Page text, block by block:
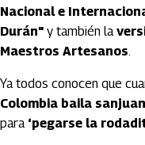
Nacional e
Durán" y también la
Maestros Artesanos.
Ya todos conocen que
Colombia baila
para ‘pegarse la